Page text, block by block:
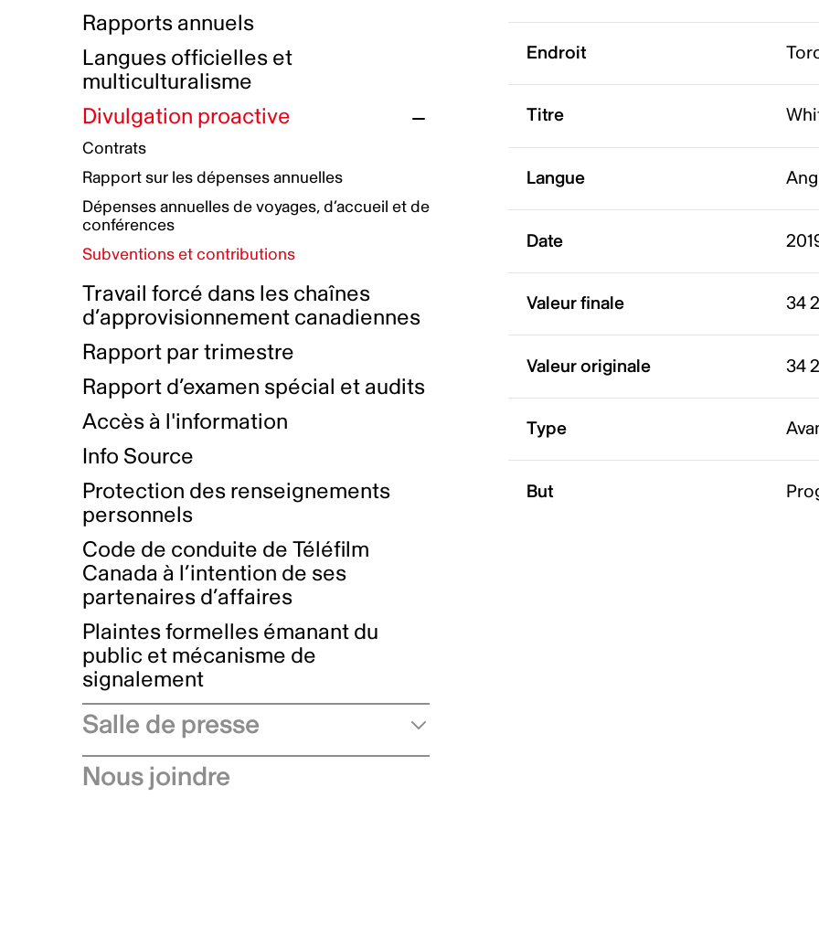
Initiatives autochtones
Plan de réconciliation autochtone
Groupe de travail autochtone
Principes directeurs sur le
harcèlement
Plan d’action pour la parité
Plan d'équité, de diversité,
d'inclusion et d'accessibilité
Boîte à outils pour le récit authentique
Collecte de données et l’auto-identification
Plan d'accessibilité
Rémunération et avantages
Prix et certifications
Nos valeurs d’entreprise
Rapports annuels
Langues officielles et
multiculturalisme
Divulgation proactive
Contrats
Rapport sur les dépenses annuelles
Dépenses annuelles de voyages, d’accueil et de
conférences
Subventions et contributions
Travail forcé dans les chaînes
d’approvisionnement canadiennes
Rapport par trimestre
Rapport d’examen spécial et audits
Accès à l'information
Info Source
Protection des renseignements
personnels
Code de conduite de Téléfilm
Canada à l’intention de ses
partenaires d’affaires
Plaintes formelles émanant du
public et mécanisme de
signalement
Salle de presse
Communiqués de presse
Nous joindre
Endroit
Titre
Langue
Date
Valeur finale 34
Valeur originale 34
Type
But